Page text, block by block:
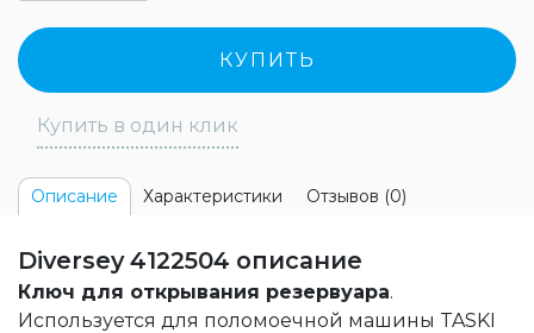
КУПИТЬ
Купить в один клик
Описание Характеристики Отзывов (0)
Diversey 4122504 описание
Ключ для открывания резервуара.
Используется для поломоечной машины TASKI